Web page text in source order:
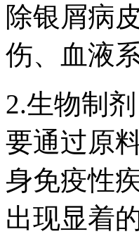
除银屑病
伤、血液
2.生物制
要通过原
身免疫性
出现显着